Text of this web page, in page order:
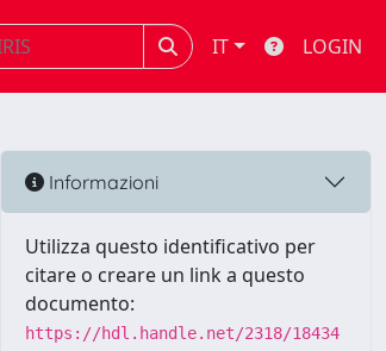
IT LOGIN
Informazioni
Utilizza questo identificativo per
citare o creare un link a questo
documento:
https://hdl.handle.net/2318/18434